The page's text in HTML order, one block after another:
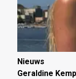
Nieuws
Geraldine